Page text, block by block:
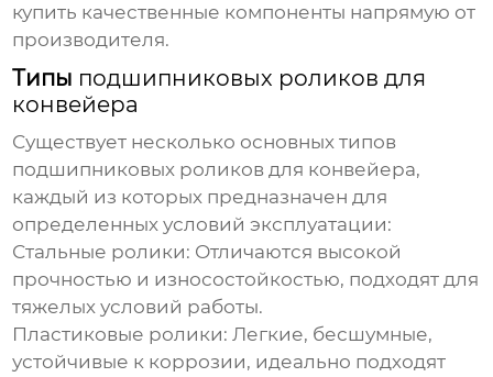
купить качественные компоненты напрямую от
производителя.
Типы подшипниковых роликов для
конвейера
Существует несколько основных типов
подшипниковых роликов для конвейера,
каждый из которых предназначен для
определенных условий эксплуатации:
Стальные ролики: Отличаются высокой
прочностью и износостойкостью, подходят для
тяжелых условий работы.
Пластиковые ролики: Легкие, бесшумные,
устойчивые к коррозии, идеально подходят